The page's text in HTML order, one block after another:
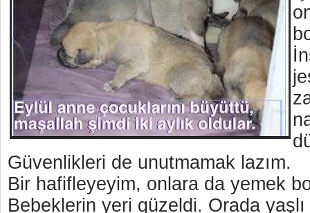
Güvenlikleri de unutmamak lazım.
Bir hafifleyeyim, onlara da yemek
Bebeklerin yeri güzeldi. Orada yaşlı